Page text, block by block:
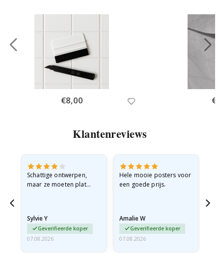
Special
Price
€8,00
Klantenreviews
Schattige ontwerpen,
maar ze moeten plat
beetje…
Sylvie Y
Geverifieerde koper
07.08.2026
Hele mooie posters voor
een goede prijs.
Amalie W
Geverifieerde koper
07.08.2026